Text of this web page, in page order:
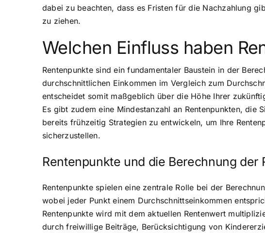
dabei zu beachten, dass es Fristen für die Nachzahlung
zu ziehen.
Welchen Einfluss haben
Rentenpunkte sind ein fundamentaler Baustein in der
durchschnittlichen Einkommen im Vergleich zum
entscheidet somit maßgeblich über die Höhe Ihrer
Es gibt zudem eine Mindestanzahl an Rentenpunkten, die
bereits frühzeitig Strategien zu entwickeln, um Ihre
sicherzustellen.
Rentenpunkte und die Berechnung der
Rentenpunkte spielen eine zentrale Rolle bei der
wobei jeder Punkt einem Durchschnittseinkommen
Rentenpunkte wird mit dem aktuellen Rentenwert
durch freiwillige Beiträge, Berücksichtigung von